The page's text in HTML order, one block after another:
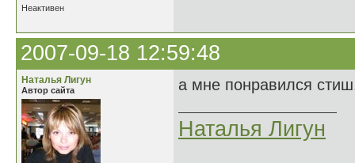
Неактивен
2007-09-18 12:59:48
Наталья Лигун
Автор сайта а мне понравился
Наталья Лигун